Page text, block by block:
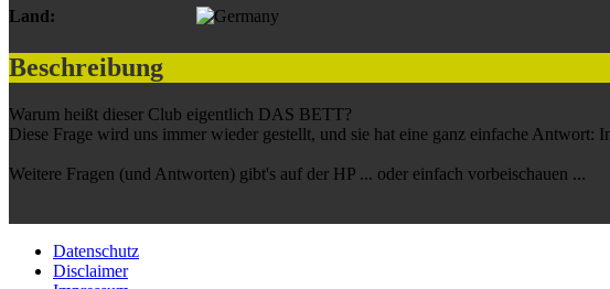
Land:
Beschreibung
Warum heißt dieser Club eigentlich DAS BETT?
Diese Frage wird uns immer wieder gestellt, und sie hat eine ganz einfache
Weitere Fragen (und Antworten) gibt's auf der HP ... oder einfach vorbeischauen ...
Datenschutz
Disclaimer